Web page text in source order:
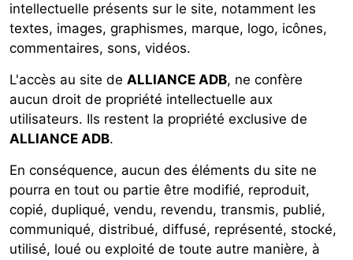
intellectuelle présents sur le site, notamment les
textes, images, graphismes, marque, logo, icônes,
commentaires, sons, vidéos.
L'accès au site de ALLIANCE ADB, ne confère
aucun droit de propriété intellectuelle aux
utilisateurs. Ils restent la propriété exclusive de
ALLIANCE ADB.
En conséquence, aucun des éléments du site ne
pourra en tout ou partie être modifié, reproduit,
copié, dupliqué, vendu, revendu, transmis, publié,
communiqué, distribué, diffusé, représenté, stocké,
utilisé, loué ou exploité de toute autre manière, à